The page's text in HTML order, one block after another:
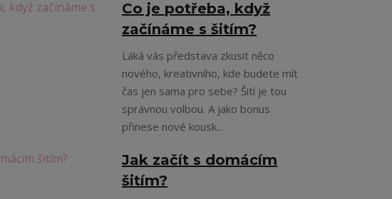
Co je potřeba, když
začínáme s šitím?
Láká vás představa zkusit něco
nového, kreativního, kde budete mít
čas jen sama pro sebe? Šití je tou
správnou volbou. A jako bonus
přinese nové kousk...
Jak začít s domácím
šitím?